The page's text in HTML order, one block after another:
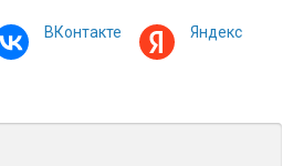
ВКонтакте Яндекс